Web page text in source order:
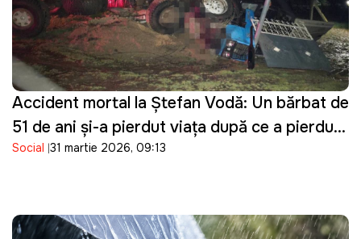
Accident mortal la Ștefan Vodă: Un bărbat de
51 de ani și-a pierdut viața după ce a pierdut
controlul asupra tractorului pe care îl
Social 31 martie 2026, 09:13